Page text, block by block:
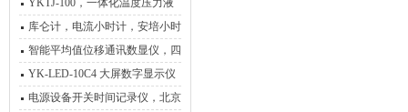
YKTJ-100，一体化温度压力液
位数显仪，带RS485通讯
库仑计，电流小时计，安培小时
计，安培库仑计
智能平均值位移通讯数显仪，四
通道位移平均值
YK-LED-10C4 大屏数字显示仪
电源设备开关时间记录仪，北京